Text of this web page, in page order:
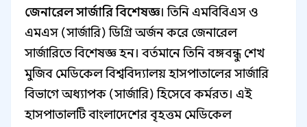
জেনারেল সার্জারি বিশেষজ্ঞ। তিনি এমবিবিএস ও
এমএস (সার্জারি) ডিগ্রি অর্জন করে জেনারেল
সার্জারিতে বিশেষজ্ঞ হন। বর্তমানে তিনি বঙ্গবন্ধু শেখ
মুজিব মেডিকেল বিশ্ববিদ্যালয় হাসপাতালের সার্জারি
বিভাগে অধ্যাপক (সার্জারি) হিসেবে কর্মরত। এই
হাসপাতালটি বাংলাদেশের বৃহত্তম মেডিকেল